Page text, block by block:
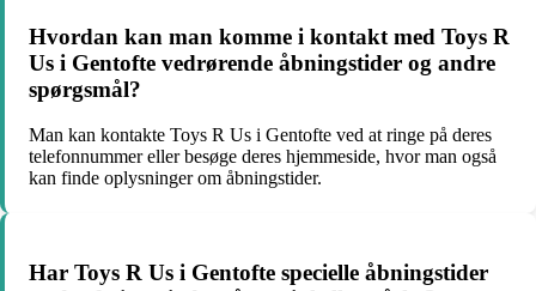
Hvordan kan man komme i kontakt med Toys R
Us i Gentofte vedrørende åbningstider og andre
spørgsmål?
Man kan kontakte Toys R Us i Gentofte ved at ringe på deres
telefonnummer eller besøge deres hjemmeside, hvor man også
kan finde oplysninger om åbningstider.
Har Toys R Us i Gentofte specielle åbningstider